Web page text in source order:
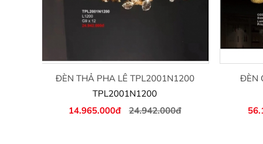
ĐÈN THẢ PHA LÊ TPL2001N1200
TPL2001N1200
14.965.000đ
24.942.000đ
ĐÈN